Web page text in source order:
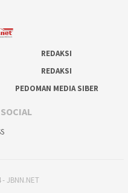
REDAKSI
REDAKSI
PEDOMAN MEDIA SIBER
JBNN.NET